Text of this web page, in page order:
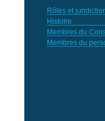
Rôles et
Histoire
Membres du
Membres du